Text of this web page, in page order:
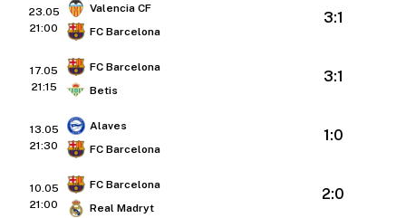
23.05
21:00
Valencia CF
FC Barcelona
3:1
17.05
21:15
FC Barcelona
Betis
3:1
13.05
21:30
Alaves
FC Barcelona
1:0
10.05
21:00
FC Barcelona
Real Madryt
2:0